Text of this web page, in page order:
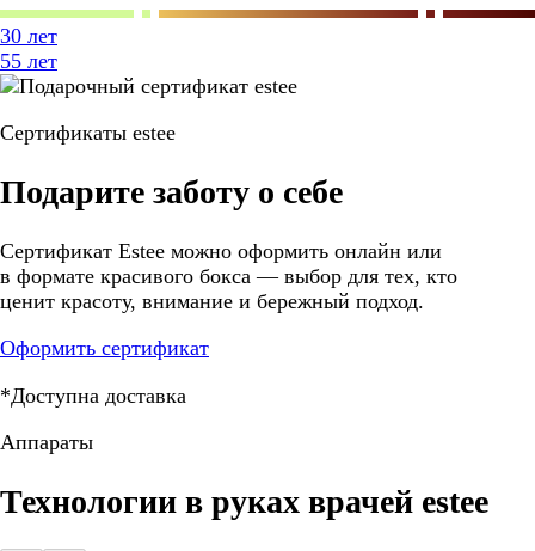
30 лет
55 лет
Сертификаты estee
Подарите заботу о себе
Сертификат Estee можно оформить онлайн или
в формате красивого бокса — выбор для тех, кто
ценит красоту, внимание и бережный подход.
Оформить сертификат
*Доступна доставка
Аппараты
Технологии в руках врачей estee